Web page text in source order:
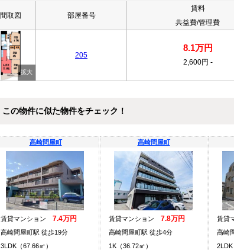
間取図 部屋番号
賃料
共益費/管理費
205
8.1万円
2,600円 -
この物件に似た物件をチェック！
高崎問屋町
賃貸マンション 7.4万円
高崎問屋町駅 徒歩19分
3LDK（67.66㎡）
高崎問屋町
賃貸マンション 7.8万円
高崎問屋町駅 徒歩4分
1K（36.72㎡）
賃貸
高崎
2LDK